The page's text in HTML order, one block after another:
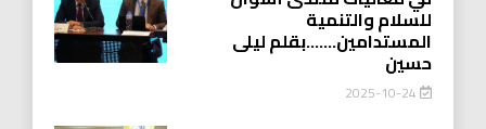
للسلام والتنمية
المستدامين…….بقلم ليلى
حسين
2025-10-24